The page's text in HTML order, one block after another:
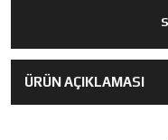
ÜRÜN AÇIKLAMASI